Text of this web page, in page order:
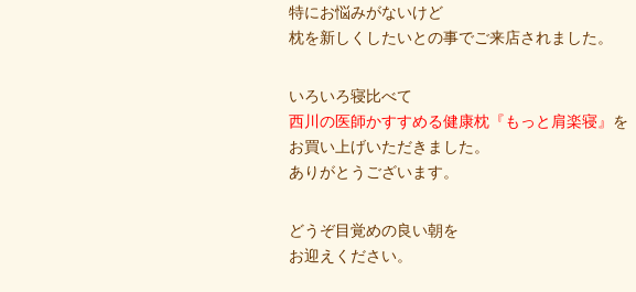
特にお悩みがないけど
枕を新しくしたいとの事でご来店されました。
いろいろ寝比べて
西川の医師かすすめる健康枕『もっと肩楽寝』 を
お買い上げいただきました。
ありがとうございます。
どうぞ目覚めの良い朝を
お迎えください。